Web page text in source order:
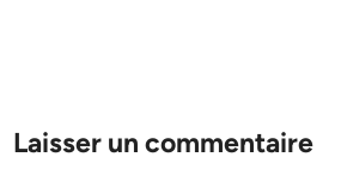
Laisser un commentaire